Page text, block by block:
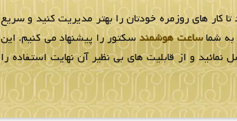
کار های روزمره خودتان را بهتر مدیریت کنید و سریع
به شماساعت هوشمندسکتور را پیشنهاد می کنیم. این
و از قابلیت های بی نظیر آن نهایت استفاده را